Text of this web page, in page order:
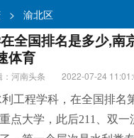
> 渝北区
全国排名是多少,南
体育
：河南头条
2022-07-24
工程学科，在全国排名
点大学，此后211、双